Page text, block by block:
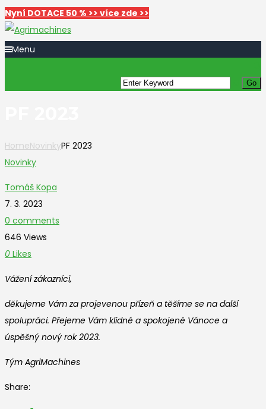
Nyní DOTACE 50 % >> více zde >>
Menu
HomeNovinkyPF 2023
Novinky
Tomáš Kopa
7. 3. 2023
0 comments
646 Views
0 Likes
Vážení zákazníci,
děkujeme Vám za projevenou přízeň a těšíme se na další
spolupráci. Přejeme Vám klidné a spokojené Vánoce a
úspěšný nový rok 2023.
Tým AgriMachines
Share: